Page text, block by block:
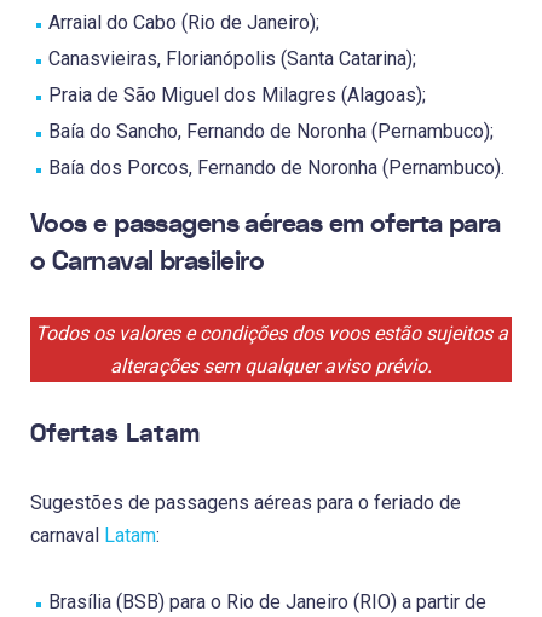
Arraial do Cabo (Rio de Janeiro);
Canasvieiras, Florianópolis (Santa Catarina);
Praia de São Miguel dos Milagres (Alagoas);
Baía do Sancho, Fernando de Noronha (Pernambuco);
Baía dos Porcos, Fernando de Noronha (Pernambuco).
Voos e passagens aéreas em oferta para
o Carnaval brasileiro
Todos os valores e condições dos voos estão sujeitos a
alterações sem qualquer aviso prévio.
Ofertas Latam
Sugestões de passagens aéreas para o feriado de
carnaval Latam:
Brasília (BSB) para o Rio de Janeiro (RIO) a partir de